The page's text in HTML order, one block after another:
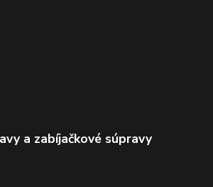
a zabíjačkové súpravy